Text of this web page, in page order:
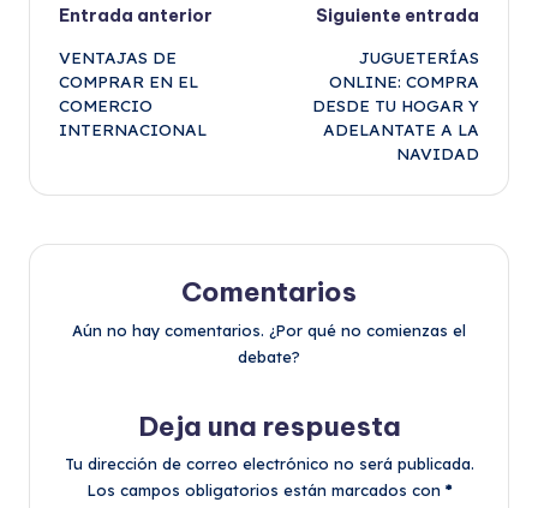
Navegación
de
entradas
Entrada anterior
VENTAJAS DE
COMPRAR EN EL
COMERCIO
INTERNACIONAL
Siguiente entrada
JUGUETERÍAS
ONLINE: COMPRA
DESDE TU HOGAR Y
ADELANTATE A LA
NAVIDAD
Comentarios
Aún no hay comentarios. ¿Por qué no comienzas el
debate?
Deja una respuesta
Tu dirección de correo electrónico no será publicada.
Los campos obligatorios están marcados con *